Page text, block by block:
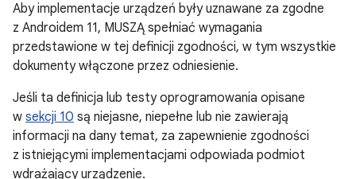
Aby implementacje urządzeń były uznawane za zgodne
z Androidem 11, MUSZĄ spełniać wymagania
przedstawione w tej definicji zgodności, w tym wszystkie
dokumenty włączone przez odniesienie.
Jeśli ta definicja lub testy oprogramowania opisane
w sekcji 10 są niejasne, niepełne lub nie zawierają
informacji na dany temat, za zapewnienie zgodności
z istniejącymi implementacjami odpowiada podmiot
wdrażający urządzenie.